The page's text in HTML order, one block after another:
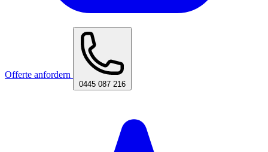
Offerte anfordern
0445 087 216